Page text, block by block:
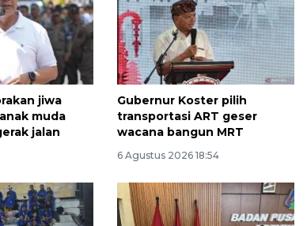
jiwa
muda
jalan
Gubernur Koster pilih
transportasi ART geser
wacana bangun MRT
6 Agustus 2026 18:54